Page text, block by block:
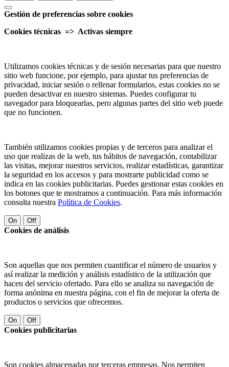
Gestión de preferencias sobre cookies
Cookies técnicas => Activas siempre
Utilizamos cookies técnicas y de sesión necesarias para que nuestro
sitio web funcione, por ejemplo, para ajustar tus preferencias de
privacidad, iniciar sesión o rellenar formularios, estas cookies no se
pueden desactivar en nuestro sistemas. Puedes configurar tu
navegador para bloquearlas, pero algunas partes del sitio web puede
que no funcionen.
También utilizamos cookies propias y de terceros para analizar el
uso que realizas de la web, tus hábitos de navegación, contabilizar
las visitas, mejorar nuestros servicios, realizar estadísticas, garantizar
la seguridad en los accesos y para mostrarte publicidad como se
indica en las cookies publicitarias. Puedes gestionar estas cookies en
los botones que te mostramos a continuación. Para más información
consulta nuestra Política de Cookies.
On Off
Cookies de análisis
Son aquellas que nos permiten cuantificar el número de usuarios y
así realizar la medición y análisis estadístico de la utilización que
hacen del servicio ofertado. Para ello se analiza su navegación de
forma anónima en nuestra página, con el fin de mejorar la oferta de
productos o servicios que ofrecemos.
On Off
Cookies publicitarias
Son cookies almacenadas por terceras empresas. Nos permiten